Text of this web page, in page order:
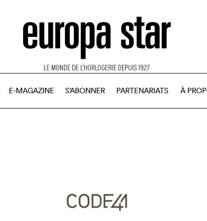
E-MAGAZINE S’ABONNER PARTENARIATS À